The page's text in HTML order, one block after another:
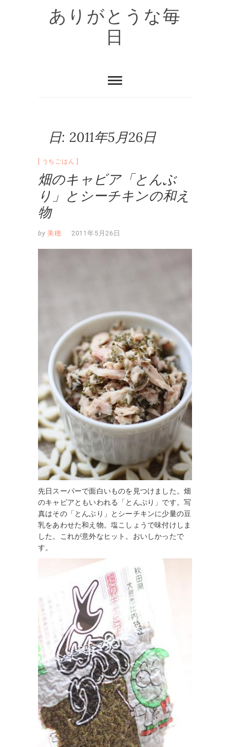
ありがとうな毎
日
日: 2011年5月26日
うちごはん
畑のキャビア「とんぶ
り」とシーチキンの和え
物
by 美穂 2011年5月26日
先日スーパーで面白いものを見つけました。畑
のキャビアともいわれる「とんぶり」です。写
真はその「とんぶり」とシーチキンに少量の豆
乳をあわせた和え物。塩こしょうで味付けしま
した。これが意外なヒット。おいしかったで
す。